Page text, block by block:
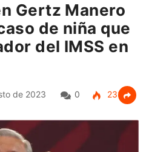
Gertz Manero
de niña que
del IMSS en
de 2023 0 233